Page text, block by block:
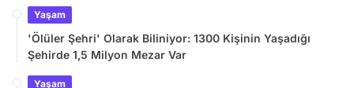
Yaşam
'Ölüler Şehri' Olarak Biliniyor: 1300 Kişinin Yaşadığı
Şehirde 1,5 Milyon Mezar Var
Yaşam